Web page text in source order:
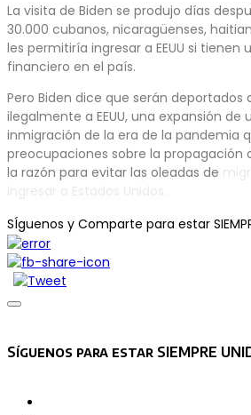
La visita de Biden se produjo días
30.000 cubanos, nicaragüenses,
les permitiría ingresar a EEUU si tienen
financiero en el país.
Pero Biden dice que serán deportados
ilegalmente a EEUU, una expansión de
inmigración de la era de la pandemia
preocupaciones sobre la propagación
la razón para evitar las oleadas de
SÍguenos y Comparte para estar
Asides
Síguenos para estar SIEMPRE